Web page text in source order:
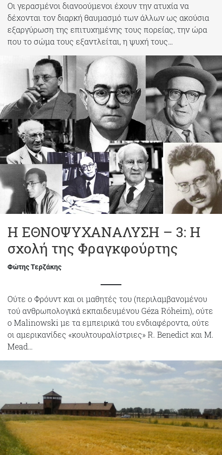
Οι γερασμένοι διανοούμενοι έχουν την ατυχία να
δέχονται τον διαρκή θαυμασμό των άλλων ως ακούσια
εξαργύρωση της επιτυχημένης τους πορείας, την ώρα
που το σώμα τους εξαντλείται, η ψυχή τους…
Η ΕΘΝΟΨΥΧΑΝΑΛΥΣΗ – 3: Η
σχολή της Φραγκφούρτης
Φώτης Τερζάκης
Ούτε ο Φρόυντ και οι μαθητές του (περιλαμβανομένου
τού ανθρωπολογικά εκπαιδευμένου Géza Róheim), ούτε
ο Malinowski με τα εμπειρικά του ενδιαφέροντα, ούτε
οι αμερικανίδες «κουλτουραλίστριες» R. Benedict και M.
Mead…